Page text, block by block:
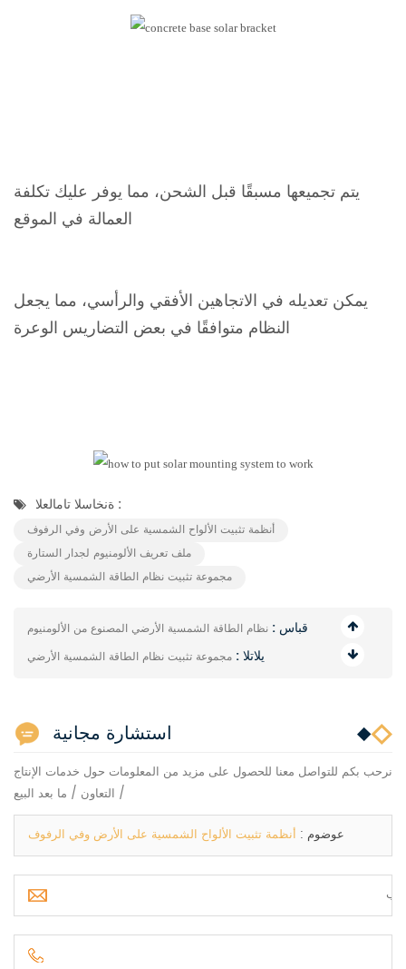
يتم تجميعها مسبقًا قبل الشحن، مما يوفر عليك تكلفة
العمالة في الموقع
يمكن تعديله في الاتجاهين الأفقي والرأسي، مما يجعل
النظام متوافقًا في بعض التضاريس الوعرة
ةنخاسلا تامالعلا :
أنظمة تثبيت الألواح الشمسية على الأرض وفي الرفوف
ملف تعريف الألومنيوم لجدار الستارة
مجموعة تثبيت نظام الطاقة الشمسية الأرضي
قباس : نظام الطاقة الشمسية الأرضي المصنوع من الألومنيوم
يلاتلا : مجموعة تثبيت نظام الطاقة الشمسية الأرضي
استشارة مجانية
نرحب بكم للتواصل معنا للحصول على مزيد من المعلومات حول خدمات الإنتاج
/ التعاون / ما بعد البيع
عوضوم : أنظمة تثبيت الألواح الشمسية على الأرض وفي الرفوف